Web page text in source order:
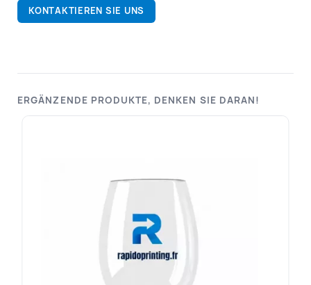
KONTAKTIEREN SIE UNS
ERGÄNZENDE PRODUKTE, DENKEN SIE DARAN!